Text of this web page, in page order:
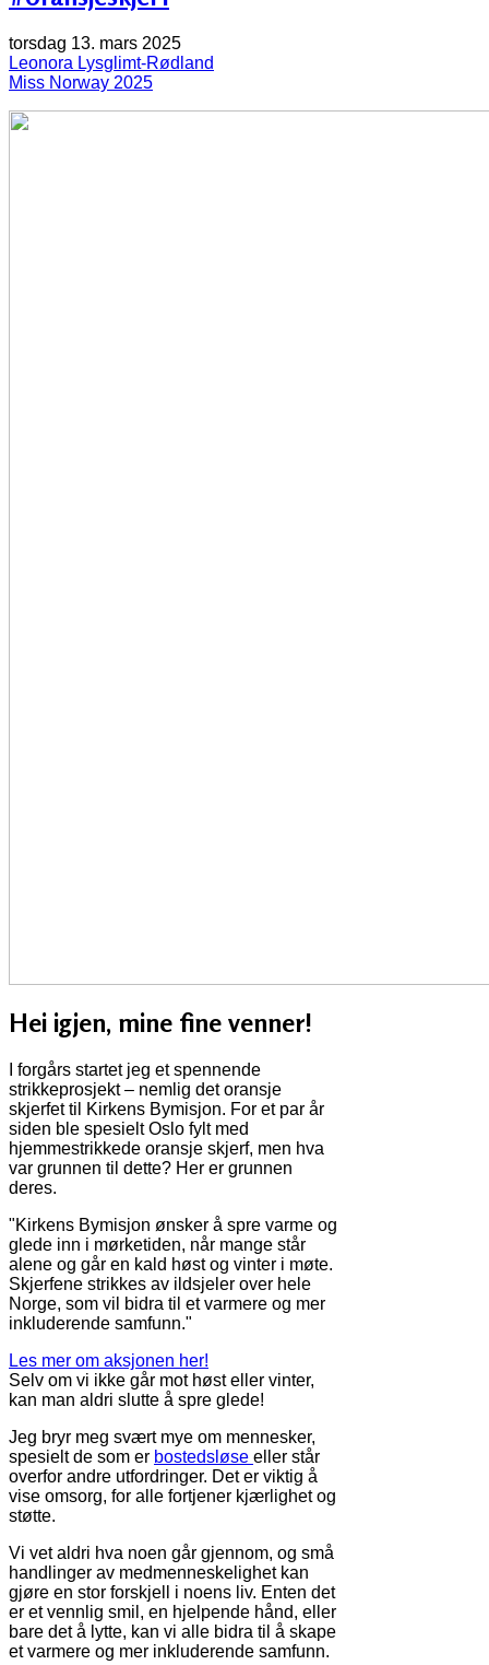
torsdag 13. mars 2025
Leonora Lysglimt-Rødland
Miss Norway 2025
Hei igjen, mine fine venner!
I forgårs startet jeg et spennende
strikkeprosjekt – nemlig det oransje
skjerfet til Kirkens Bymisjon. For et par år
siden ble spesielt Oslo fylt med
hjemmestrikkede oransje skjerf, men hva
var grunnen til dette? Her er grunnen
deres.
"Kirkens Bymisjon ønsker å spre varme og
glede inn i mørketiden, når mange står
alene og går en kald høst og vinter i møte.
Skjerfene strikkes av ildsjeler over hele
Norge, som vil bidra til et varmere og mer
inkluderende samfunn."
Les mer om aksjonen her!
Selv om vi ikke går mot høst eller vinter,
kan man aldri slutte å spre glede!
Jeg bryr meg svært mye om mennesker,
spesielt de som er bostedsløse eller står
overfor andre utfordringer. Det er viktig å
vise omsorg, for alle fortjener kjærlighet og
støtte.
Vi vet aldri hva noen går gjennom, og små
handlinger av medmenneskelighet kan
gjøre en stor forskjell i noens liv. Enten det
er et vennlig smil, en hjelpende hånd, eller
bare det å lytte, kan vi alle bidra til å skape
et varmere og mer inkluderende samfunn.